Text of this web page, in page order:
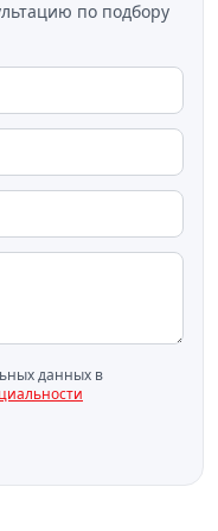
по подбору
данных в